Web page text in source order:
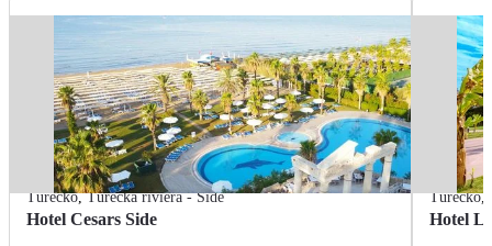
Turecko,Turecká riviéra - Side
Hotel Cesars Side
Turecko,
Hotel